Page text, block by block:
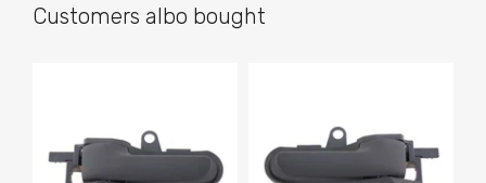
Customers albo bought